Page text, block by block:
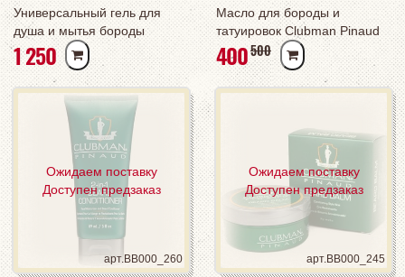
Универсальный гель для
душа и мытья бороды
Clubman Pinaud Reserve
Beard and Body Wash 430 мл
1 250РУБ
Масло для бороды и
татуировок Clubman Pinaud
Beard and Tattoo Oil
400РУБ
500РУБ
Ожидаем поставку
Доступен предзаказ
арт.BB000_260
Ожидаем поставку
Доступен предзаказ
арт.BB000_245